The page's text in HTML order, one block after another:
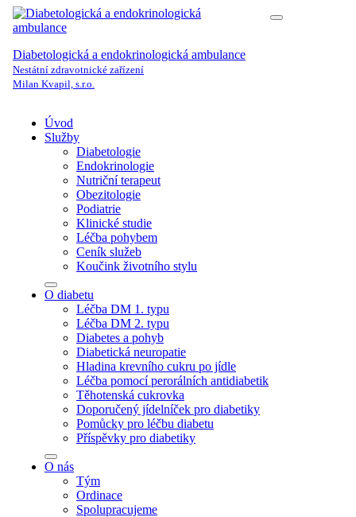
Diabetologická a endokrinologická ambulance
Nestátní zdravotnické zařízení
Milan Kvapil, s.r.o.
Úvod
Služby
Diabetologie
Endokrinologie
Nutriční terapeut
Obezitologie
Podiatrie
Klinické studie
Léčba pohybem
Ceník služeb
Koučink životního stylu
O diabetu
Léčba DM 1. typu
Léčba DM 2. typu
Diabetes a pohyb
Diabetická neuropatie
Hladina krevního cukru po jídle
Léčba pomocí perorálních antidiabetik
Těhotenská cukrovka
Doporučený jídelníček pro diabetiky
Pomůcky pro léčbu diabetu
Příspěvky pro diabetiky
O nás
Tým
Ordinace
Spolupracujeme